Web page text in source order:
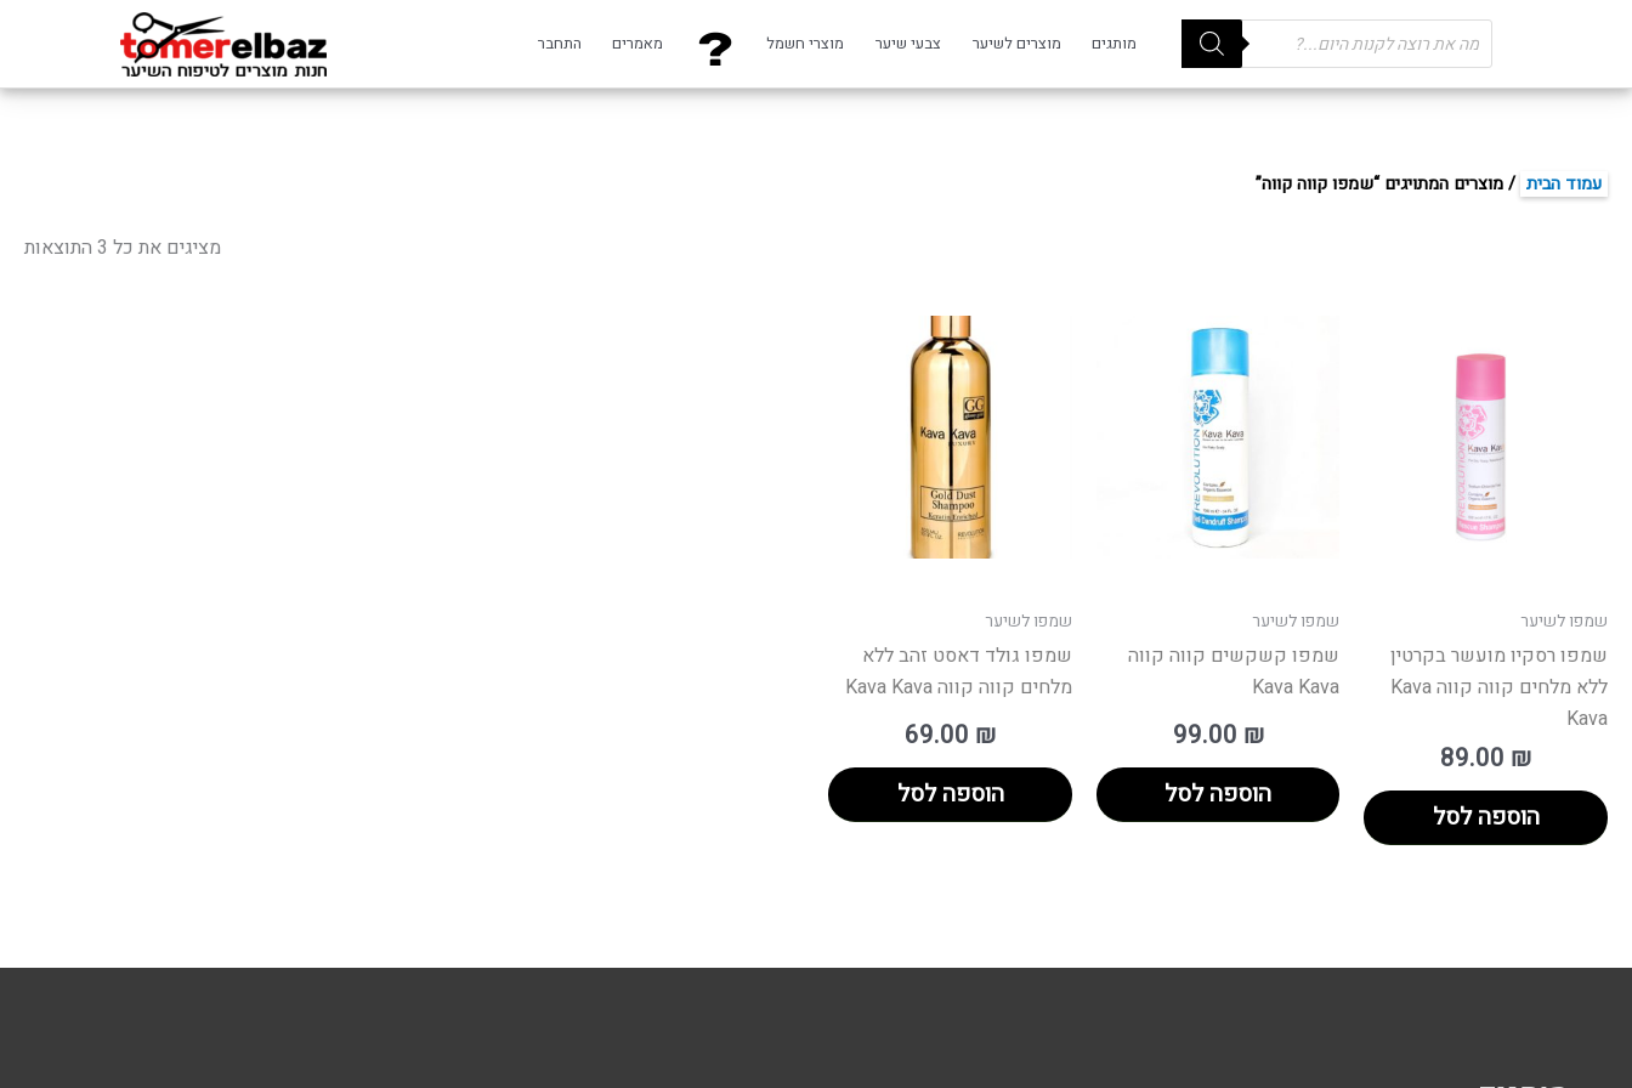
מותגים מוצרים לשיער צבעי שיער מוצרי חשמל מאמרים התחבר
Products
search
עמוד הבית / מוצרים המתויגים “שמפו קווה קווה”
מציגים את כל ⁦3⁩ התוצאות
שמפו לשיער
שמפו רסקיו מועשר בקרטין
ללא מלחים קווה קווה Kava
Kava
89.00 ₪
הוספה לסל
שמפו לשיער
שמפו קשקשים קווה קווה
Kava Kava
99.00 ₪
הוספה לסל
שמפו לשיער
שמפו גולד דאסט זהב ללא
מלחים קווה קווה Kava Kava
69.00 ₪
הוספה לסל